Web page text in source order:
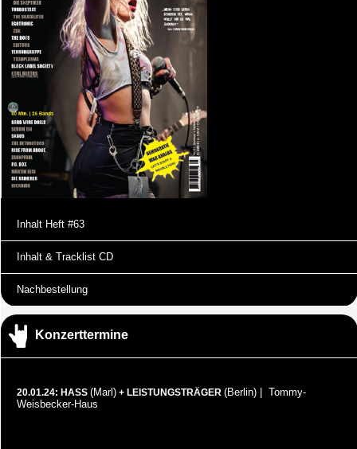
Inhalt Heft #63
Inhalt & Tracklist CD
Nachbestellung
Konzerttermine
20.01.24: HASS (Marl) + LEISTUNGSTRÄGER (Berlin) | Tommy-
Weisbecker-Haus